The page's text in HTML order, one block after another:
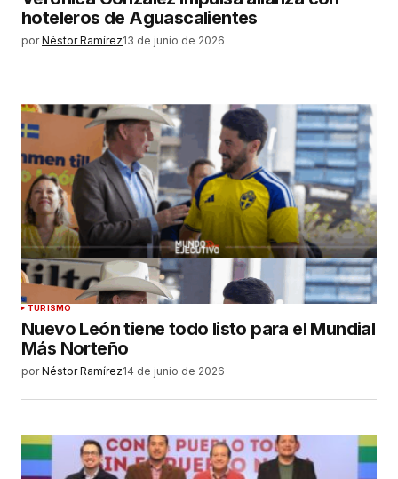
hoteleros de Aguascalientes
por Néstor Ramírez13 de junio de 2026
TURISMO
Nuevo León tiene todo listo para el Mundial
Más Norteño
por Néstor Ramírez14 de junio de 2026